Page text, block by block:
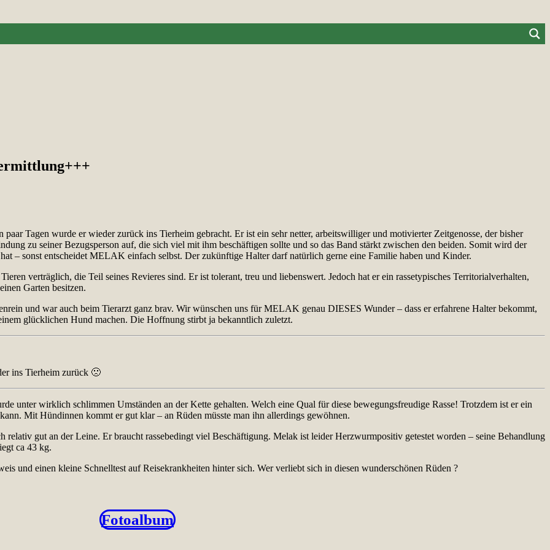
Tagen wurde er wieder zurück ins Tierheim gebracht. Er ist ein sehr netter, arbeitswilliger und motivierter Zeitgenosse, der bisher
zu seiner Bezugsperson auf, die sich viel mit ihm beschäftigen sollte und so das Band stärkt zwischen den beiden. Somit wird der
– sonst entscheidet MELAK einfach selbst. Der zukünftige Halter darf natürlich gerne eine Familie haben und Kinder.
verträglich, die Teil seines Revieres sind. Er ist tolerant, treu und liebenswert. Jedoch hat er ein rassetypisches Territorialverhalten,
Garten besitzen.
und war auch beim Tierarzt ganz brav. Wir wünschen uns für MELAK genau DIESES Wunder – dass er erfahrene Halter bekommt,
glücklichen Hund machen. Die Hoffnung stirbt ja bekanntlich zuletzt.
ins Tierheim zurück 🙁
unter wirklich schlimmen Umständen an der Kette gehalten. Welch eine Qual für diese bewegungsfreudige Rasse! Trotzdem ist er ein
Mit Hündinnen kommt er gut klar – an Rüden müsste man ihn allerdings gewöhnen.
relativ gut an der Leine. Er braucht rassebedingt viel Beschäftigung. Melak ist leider Herzwurmpositiv getestet worden – seine Behandlung
ca 43 kg.
und einen kleine Schnelltest auf Reisekrankheiten hinter sich. Wer verliebt sich in diesen wunderschönen Rüden ?
Fotoalbum